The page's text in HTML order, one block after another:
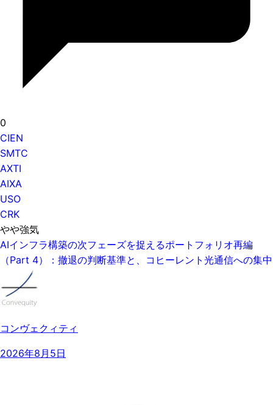
0
CIEN
SMTC
AXTI
AIXA
USO
CRK
やや強気
AIインフラ構築の次フェーズを捉えるポートフォリオ再編
（Part 4）：撤退の判断基準と、コヒーレント光通信への集中
コンヴェクィティ
2026年8月5日